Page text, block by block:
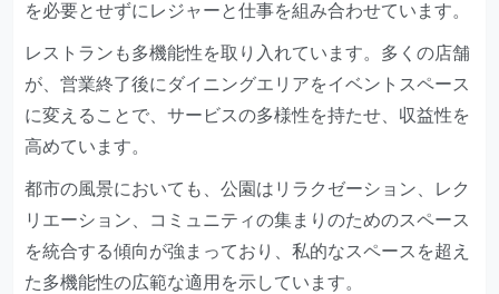
を必要とせずにレジャーと仕事を組み合わせています。
レストランも多機能性を取り入れています。多くの店舗
が、営業終了後にダイニングエリアをイベントスペース
に変えることで、サービスの多様性を持たせ、収益性を
高めています。
都市の風景においても、公園はリラクゼーション、レク
リエーション、コミュニティの集まりのためのスペース
を統合する傾向が強まっており、私的なスペースを超え
た多機能性の広範な適用を示しています。